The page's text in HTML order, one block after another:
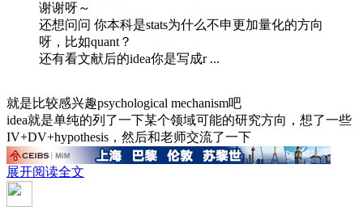
谢谢呀～
还想问问 你本科是stats为什么不申更加量化的方向
呀，比如quant？
还有看文献后的idea你是写成r ...
就是比较感兴趣psychological mechanism吧
idea就是单纯的列了一下某个领域可能的研究方向，想了一些
IV+DV+hypothesis，然后和老师交流了一下
展开阅读全文